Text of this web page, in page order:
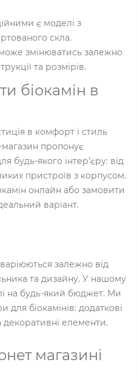
є моделі з
скла.
може змінюватись залежно
та розмірів.
біокамін в
в комфорт і стиль
пропонує
будь-якого інтер’єру: від
пристроїв з корпусом.
онлайн або замовити
варіант.
залежно від
та дизайну. У нашому
на будь-який бюджет. Ми
біокамінів: додаткові
декоративні елементи.
магазині